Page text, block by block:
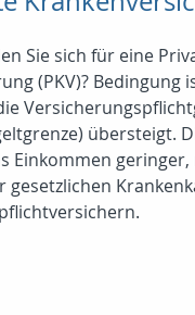
Sie sich für eine
(PKV)? Bedingung
übersteigt.
Einkommen geringer,
gesetzlichen
pflichtversichern.